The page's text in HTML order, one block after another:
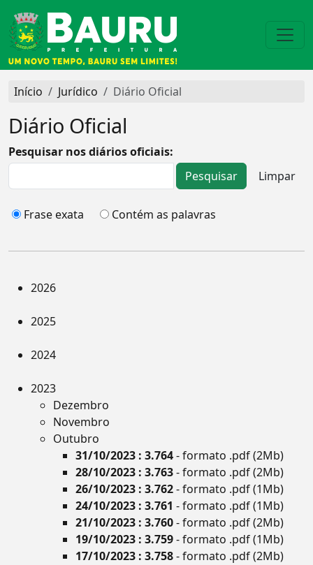
Início Jurídico Diário Oficial
Diário Oficial
Pesquisar nos diários oficiais:
Frase exata Contém as palavras
2026
2025
2024
2023
Dezembro
Novembro
Outubro
31/10/2023 : 3.764- formato .pdf (2Mb)
28/10/2023 : 3.763- formato .pdf (2Mb)
26/10/2023 : 3.762- formato .pdf (1Mb)
24/10/2023 : 3.761 - formato .pdf (1Mb)
21/10/2023 : 3.760- formato .pdf (2Mb)
19/10/2023 : 3.759- formato .pdf (1Mb)
17/10/2023 : 3.758- formato .pdf (2Mb)